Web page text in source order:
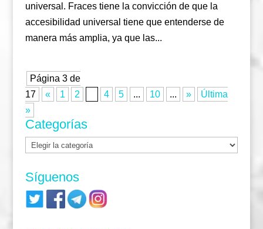
universal. Fraces tiene la convicción de que la
accesibilidad universal tiene que entenderse de
manera más amplia, ya que las...
Página 3 de
17
« 1 2 4 5 ... 10 ... »
Última
»
Categorías
Categorías
Síguenos